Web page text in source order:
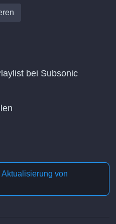
bei Subsonic
von